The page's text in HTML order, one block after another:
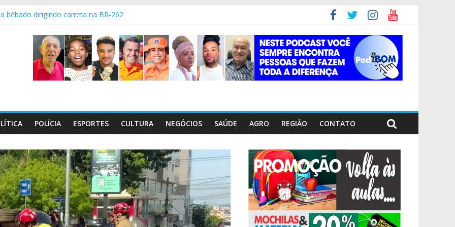
bêbado dirigindo carreta na BR-262
maços de cigarros contrabandeados
boas é sempre emocionante!
mostra riscos dentro de casa
POLÍCIA ESPORTES CULTURA NEGÓCIOS SAÚDE AGRO REGIÃO CONTATO